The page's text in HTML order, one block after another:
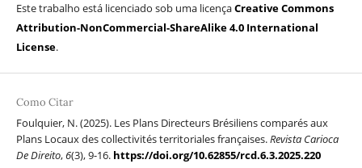
Este trabalho está licenciado sob uma licençaCreative Commons
Attribution-NonCommercial-ShareAlike 4.0 International
License.
Como Citar
Foulquier, N. (2025). Les Plans Directeurs Brésiliens comparés aux
Plans Locaux des collectivités territoriales françaises.Revista Carioca
De Direito,6(3), 9-16. https://doi.org/10.62855/rcd.6.3.2025.220